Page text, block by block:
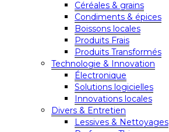
Céréales & grains
Condiments & épices
Boissons locales
Produits Frais
Produits Transformés
Technologie & Innovation
Électronique
Solutions logicielles
Innovations locales
Divers & Entretien
Lessives & Nettoyages